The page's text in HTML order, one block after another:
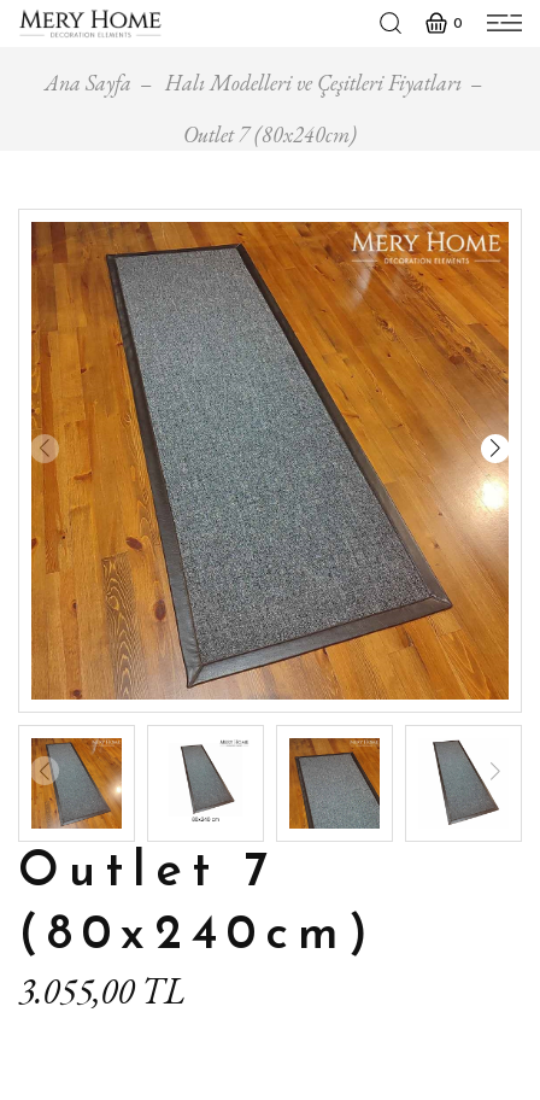
0
Ana Sayfa
Halı Modelleri ve Çeşitleri Fiyatları
Outlet 7 (80x240cm)
Outlet 7
(80x240cm)
3.055,00 TL